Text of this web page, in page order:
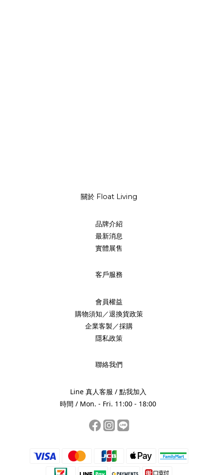
關於 Float Living
品牌介紹
最新消息
實體展售
客戶服務
會員權益
購物須知／退換貨政策
企業客製／採購
隱私政策
聯絡我們
Line 真人客服 / 點我加入
時間 / Mon. - Fri. 11:00 - 18:00